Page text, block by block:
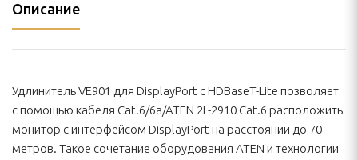
Описание
Удлинитель VE901 для DisplayPort с HDBaseT-Lite позволяет
с помощью кабеля Cat.6/6a/ATEN 2L-2910 Cat.6 расположить
монитор с интерфейсом DisplayPort на расстоянии до 70
метров. Такое сочетание оборудования ATEN и технологии